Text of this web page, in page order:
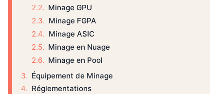
Minage GPU
Minage FGPA
Minage ASIC
Minage en Nuage
Minage en Pool
Équipement de Minage
Réglementations